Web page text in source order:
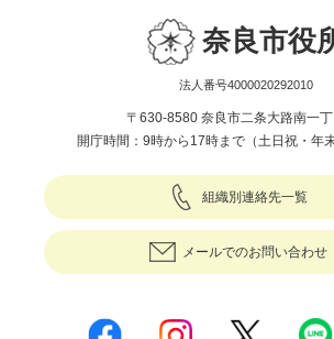
奈良市役
法人番号4000020292010
〒630-8580 奈良市二条大路南一
開庁時間：9時から17時まで（土日祝・年
組織別連絡先一覧
メールでのお問い合わせ